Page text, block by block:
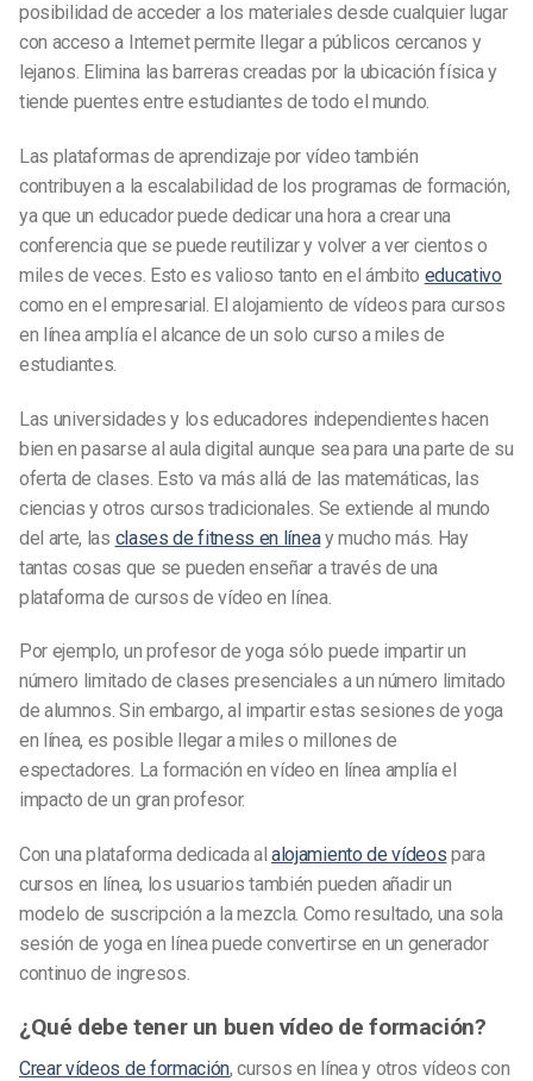
posibilidad de acceder a los materiales desde cualquier lugar
con acceso a Internet permite llegar a públicos cercanos y
lejanos. Elimina las barreras creadas por la ubicación física y
tiende puentes entre estudiantes de todo el mundo.
Las plataformas de aprendizaje por vídeo también
contribuyen a la escalabilidad de los programas de formación,
ya que un educador puede dedicar una hora a crear una
conferencia que se puede reutilizar y volver a ver cientos o
miles de veces. Esto es valioso tanto en el ámbito educativo
como en el empresarial. El alojamiento de vídeos para cursos
en línea amplía el alcance de un solo curso a miles de
estudiantes.
Las universidades y los educadores independientes hacen
bien en pasarse al aula digital aunque sea para una parte de su
oferta de clases. Esto va más allá de las matemáticas, las
ciencias y otros cursos tradicionales. Se extiende al mundo
del arte, las clases de fitness en líneay mucho más. Hay
tantas cosas que se pueden enseñar a través de una
plataforma de cursos de vídeo en línea.
Por ejemplo, un profesor de yoga sólo puede impartir un
número limitado de clases presenciales a un número limitado
de alumnos. Sin embargo, al impartir estas sesiones de yoga
en línea, es posible llegar a miles o millones de
espectadores. La formación en vídeo en línea amplía el
impacto de un gran profesor.
Con una plataforma dedicada alalojamiento de vídeos para
cursos en línea, los usuarios también pueden añadir un
modelo de suscripción a la mezcla. Como resultado, una sola
sesión de yoga en línea puede convertirse en un generador
continuo de ingresos.
¿Qué debe tener un buen vídeo de formación?
Crear vídeos de formación, cursos en línea y otros vídeos con